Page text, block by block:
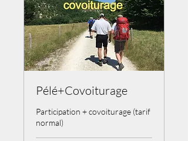
Pélé+Covoiturage
Participation + covoiturage (tarif
normal)